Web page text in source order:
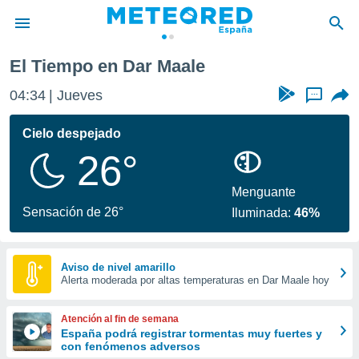
de
por
se
calidad.
a este
las
y
forma
digital
basada
El Tiempo en Dar Maale
04:34 Jueves ...
Cielo despejado
26°
Sensación de 26°
Menguante
Iluminada:46%
Aviso de nivel amarillo
Alerta moderada por altas temperaturas en Dar Maale hoy
Atención al fin de semana
España podrá registrar tormentas muy fuertes y
con fenómenos adversos